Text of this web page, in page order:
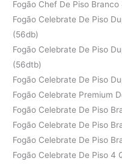
Fogão Chef De Piso
Fogão Celebrate De Piso
(56db)
Fogão Celebrate De Piso
(56dtb)
Fogão Celebrate De Piso
Fogão Celebrate Premium
Fogão Celebrate De Piso
Fogão Celebrate De Piso
Fogão Celebrate De Piso
Fogão Celebrate De Piso 4